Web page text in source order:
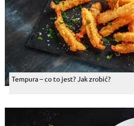
Tempura – co to jest? Jak zrobić?